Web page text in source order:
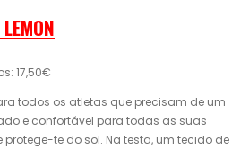
17,50€
todos os atletas que precisam de um
e confortável para todas as suas
protege-te do sol. Na testa, um tecido de